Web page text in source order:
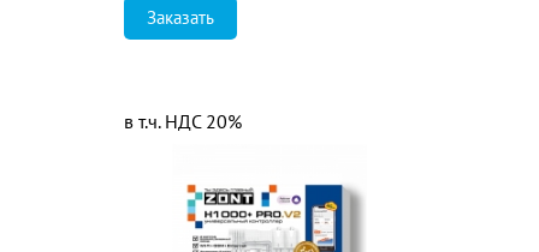
Заказать
в т.ч. НДС 20%